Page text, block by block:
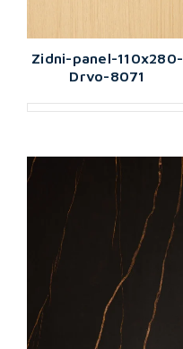
Zidni-panel-110x280-
Drvo-8071